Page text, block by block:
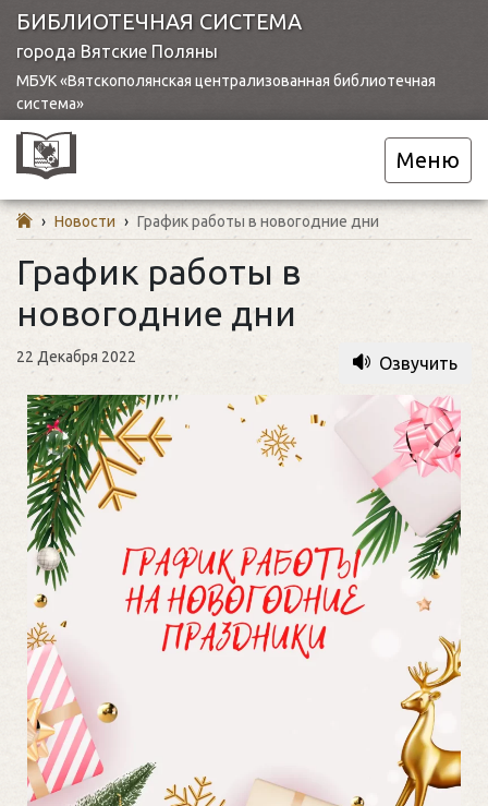
БИБЛИОТЕЧНАЯ СИСТЕМА
города Вятские Поляны
МБУК «Вятскополянская централизованная библиотечная
система»
Меню
› Новости › График работы в новогодние дни
График работы в
новогодние дни
22 Декабря 2022 Озвучить